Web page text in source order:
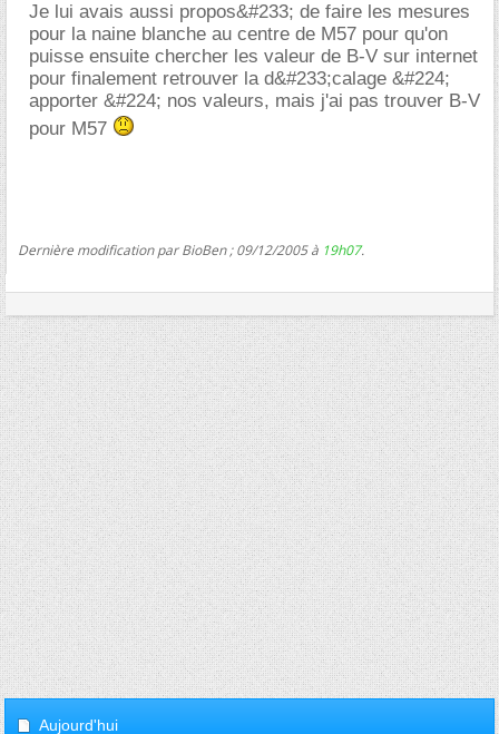
Je lui avais aussi propos&#233; de faire les mesures
pour la naine blanche au centre de M57 pour qu'on
puisse ensuite chercher les valeur de B-V sur internet
pour finalement retrouver la d&#233;calage &#224;
apporter &#224; nos valeurs, mais j'ai pas trouver B-V
pour M57
Dernière modification par BioBen ; 09/12/2005 à 19h07.
Aujourd'hui